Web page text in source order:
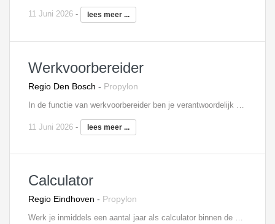
11 Juni 2026 - lees meer ...
Werkvoorbereider
Regio Den Bosch - Propylon
11 Juni 2026 - lees meer ...
Calculator
Regio Eindhoven - Propylon
Werk je inmiddels een aantal jaar als calculator binnen de bouw en ben je toe aan een nieuwe werkomgeving? Dan zou deze specifieke rol als calculator bij onze opdrachtgever interessant voor je kunnen zijn! Je krijgt in je functie veel mogelijkheden om je verder te ontwikkelen en ontplooien door middel van opleidingen en cursussen. In jouw takenpakket vallen onder andere het maken van optimale kostprijsramingen en -berekeningen, het aanvragen en vergelijken van offertes, het uittrekken van hoeveelheden en het doen van voorstellen wat betreft bezuinigingen en onderhandelingen.